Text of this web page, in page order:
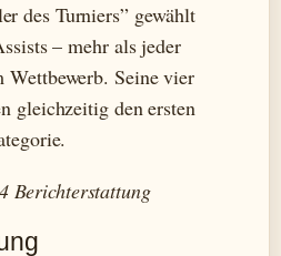
des Turniers” gewählt
– mehr als jeder
Wettbewerb. Seine vier
gleichzeitig den ersten
Berichterstattung